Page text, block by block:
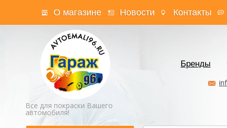
О магазине Новости Контакты
Все для покраски Вашего
автомобиля!
Бренды